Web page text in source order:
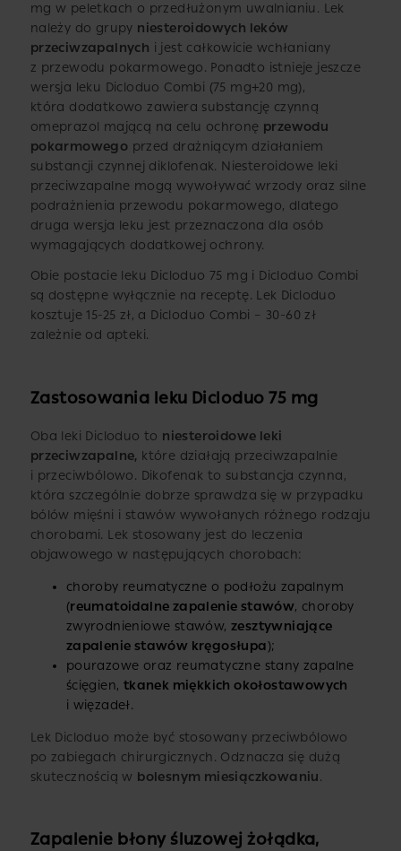
mg w peletkach o przedłużonym uwalnianiu. Lek
należy do grupy niesteroidowych leków
przeciwzapalnych i jest całkowicie wchłaniany
z przewodu pokarmowego. Ponadto istnieje jeszcze
wersja leku Dicloduo Combi (75 mg+20 mg),
która dodatkowo zawiera substancję czynną
omeprazol mającą na celu ochronę przewodu
pokarmowego przed drażniącym działaniem
substancji czynnej diklofenak. Niesteroidowe leki
przeciwzapalne mogą wywoływać wrzody oraz silne
podrażnienia przewodu pokarmowego, dlatego
druga wersja leku jest przeznaczona dla osób
wymagających dodatkowej ochrony.
Obie postacie leku Dicloduo 75 mg i Dicloduo Combi
są dostępne wyłącznie na receptę. Lek Dicloduo
kosztuje 15-25 zł, a Dicloduo Combi – 30-60 zł
zależnie od apteki.
Zastosowania leku Dicloduo 75 mg
Oba leki Dicloduo to niesteroidowe leki
przeciwzapalne, które działają przeciwzapalnie
i przeciwbólowo. Dikofenak to substancja czynna,
która szczególnie dobrze sprawdza się w przypadku
bólów mięśni i stawów wywołanych różnego rodzaju
chorobami. Lek stosowany jest do leczenia
objawowego w następujących chorobach:
choroby reumatyczne o podłożu zapalnym
(reumatoidalne zapalenie stawów, choroby
zwyrodnieniowe stawów, zesztywniające
zapalenie stawów kręgosłupa);
pourazowe oraz reumatyczne stany zapalne
ścięgien, tkanek miękkich okołostawowych
i więzadeł.
Lek Dicloduo może być stosowany przeciwbólowo
po zabiegach chirurgicznych. Odznacza się dużą
skutecznością w bolesnym miesiączkowaniu.
Zapalenie błony śluzowej żołądka,